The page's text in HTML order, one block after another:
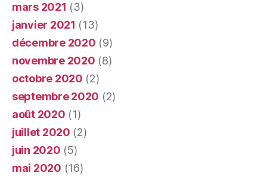
mars 2021 (3)
janvier 2021 (13)
décembre 2020 (9)
novembre 2020 (8)
octobre 2020 (2)
septembre 2020 (2)
août 2020 (1)
juillet 2020 (2)
juin 2020 (5)
mai 2020 (16)